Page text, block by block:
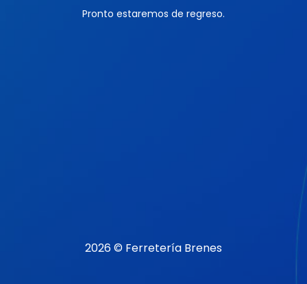
Pronto estaremos de regreso.
2026 © Ferretería Brenes